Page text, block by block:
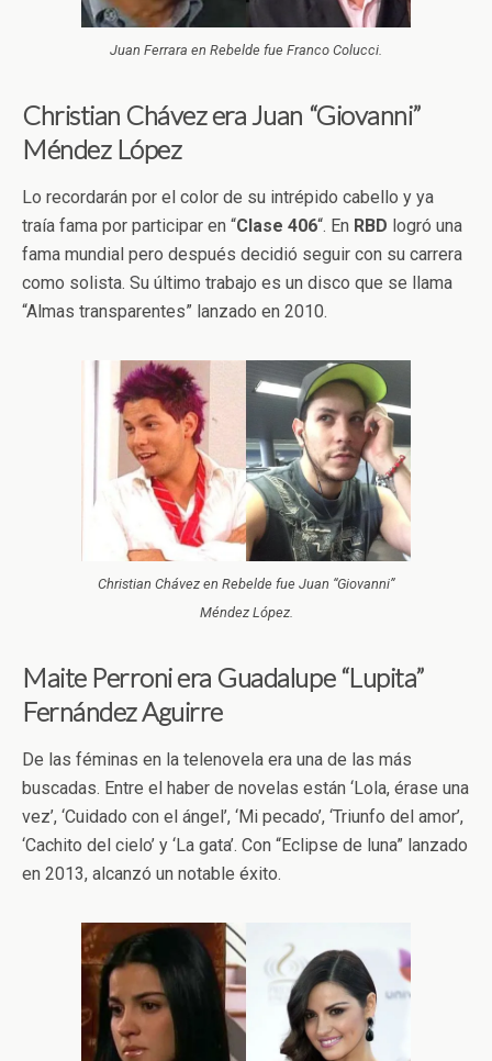
Juan Ferrara en Rebelde fue Franco Colucci.
Christian Chávez era Juan “Giovanni”
Méndez López
Lo recordarán por el color de su intrépido cabello y ya
traía fama por participar en “Clase 406“. En RBD logró una
fama mundial pero después decidió seguir con su carrera
como solista. Su último trabajo es un disco que se llama
“Almas transparentes” lanzado en 2010.
Christian Chávez en Rebelde fue Juan “Giovanni”
Méndez López.
Maite Perroni era Guadalupe “Lupita”
Fernández Aguirre
De las féminas en la telenovela era una de las más
buscadas. Entre el haber de novelas están ‘Lola, érase una
vez’, ‘Cuidado con el ángel’, ‘Mi pecado’, ‘Triunfo del amor’,
‘Cachito del cielo’ y ‘La gata’. Con “Eclipse de luna” lanzado
en 2013, alcanzó un notable éxito.